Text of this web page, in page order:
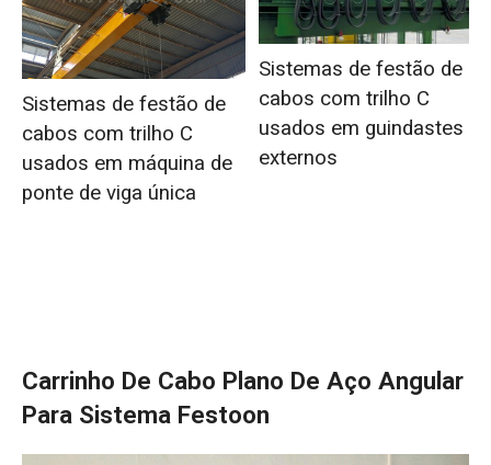
Sistemas de festão de
cabos com trilho C
usados em máquina de
ponte de viga única
Sistemas de festão de
cabos com trilho C
usados em guindastes
externos
Carrinho De Cabo Plano De Aço Angular
Para Sistema Festoon